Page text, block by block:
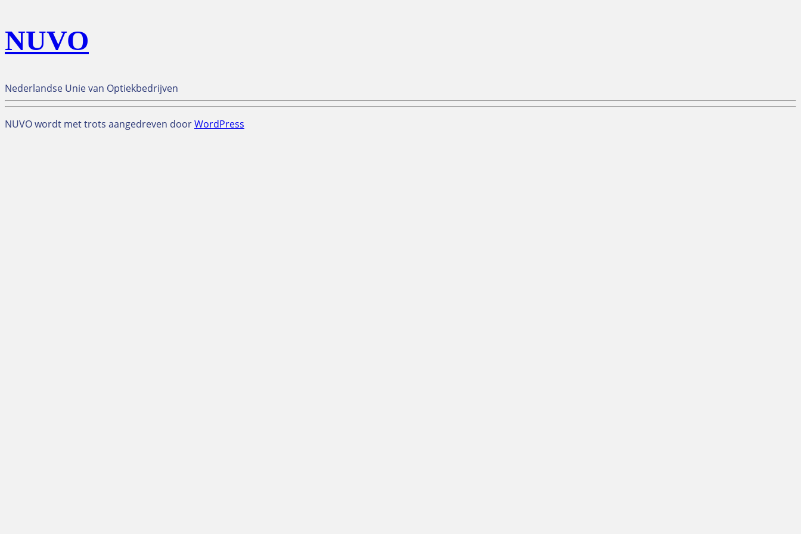
NUVO
Nederlandse Unie van Optiekbedrijven
NUVO wordt met trots aangedreven doorWordPress